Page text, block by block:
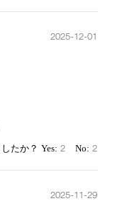
2025-12-01
2 2
2025-11-29